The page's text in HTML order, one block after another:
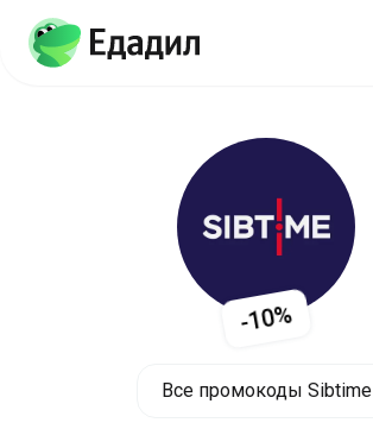
-10%
Все промокоды Sibtime